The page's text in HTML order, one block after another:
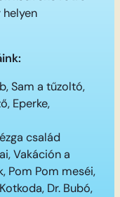
helyen
Sam a tűzoltó,
Eperke,
család
Vakáción a
Pom Pom meséi,
Dr. Bubó,